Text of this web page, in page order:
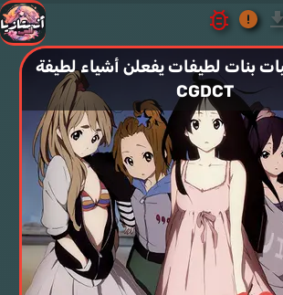
10 أنميات بنات لطيفات يفعلن أشياء لطيفة
CGDCT